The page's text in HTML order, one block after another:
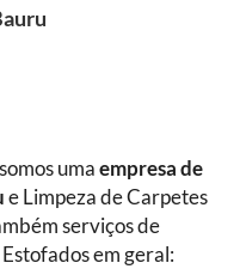
uma empresa de
e Limpeza de Carpetes
serviços de
em geral: